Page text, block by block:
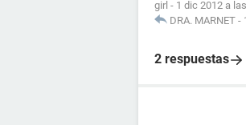
girl - 1 dic 2012 a
DRA. MARNET -
2 respuestas